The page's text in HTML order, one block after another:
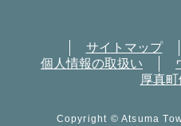
サイトマップ
個人情報の取扱い
厚真
Copyright © Atsuma